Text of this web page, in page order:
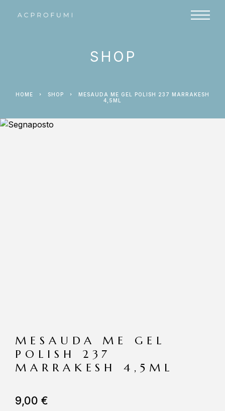
SHOP
HOME SHOP
MESAUDA ME GEL POLISH 237 MARRAKESH
4,5ML
MESAUDA ME GEL
POLISH 237
MARRAKESH 4,5ML
9,00€